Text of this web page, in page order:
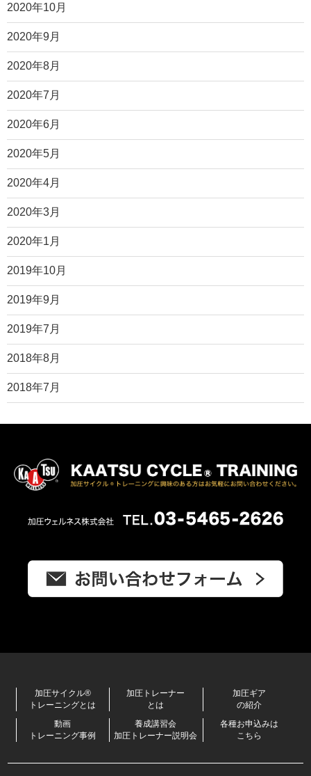
2020年10月
2020年9月
2020年8月
2020年7月
2020年6月
2020年5月
2020年4月
2020年3月
2020年1月
2019年10月
2019年9月
2019年7月
2018年8月
2018年7月
加圧サイクル®
トレーニングとは
加圧トレーナー
とは
加圧ギア
の紹介
動画
トレーニング事例
養成講習会
加圧トレーナー説明会
各種お申込みは
こちら